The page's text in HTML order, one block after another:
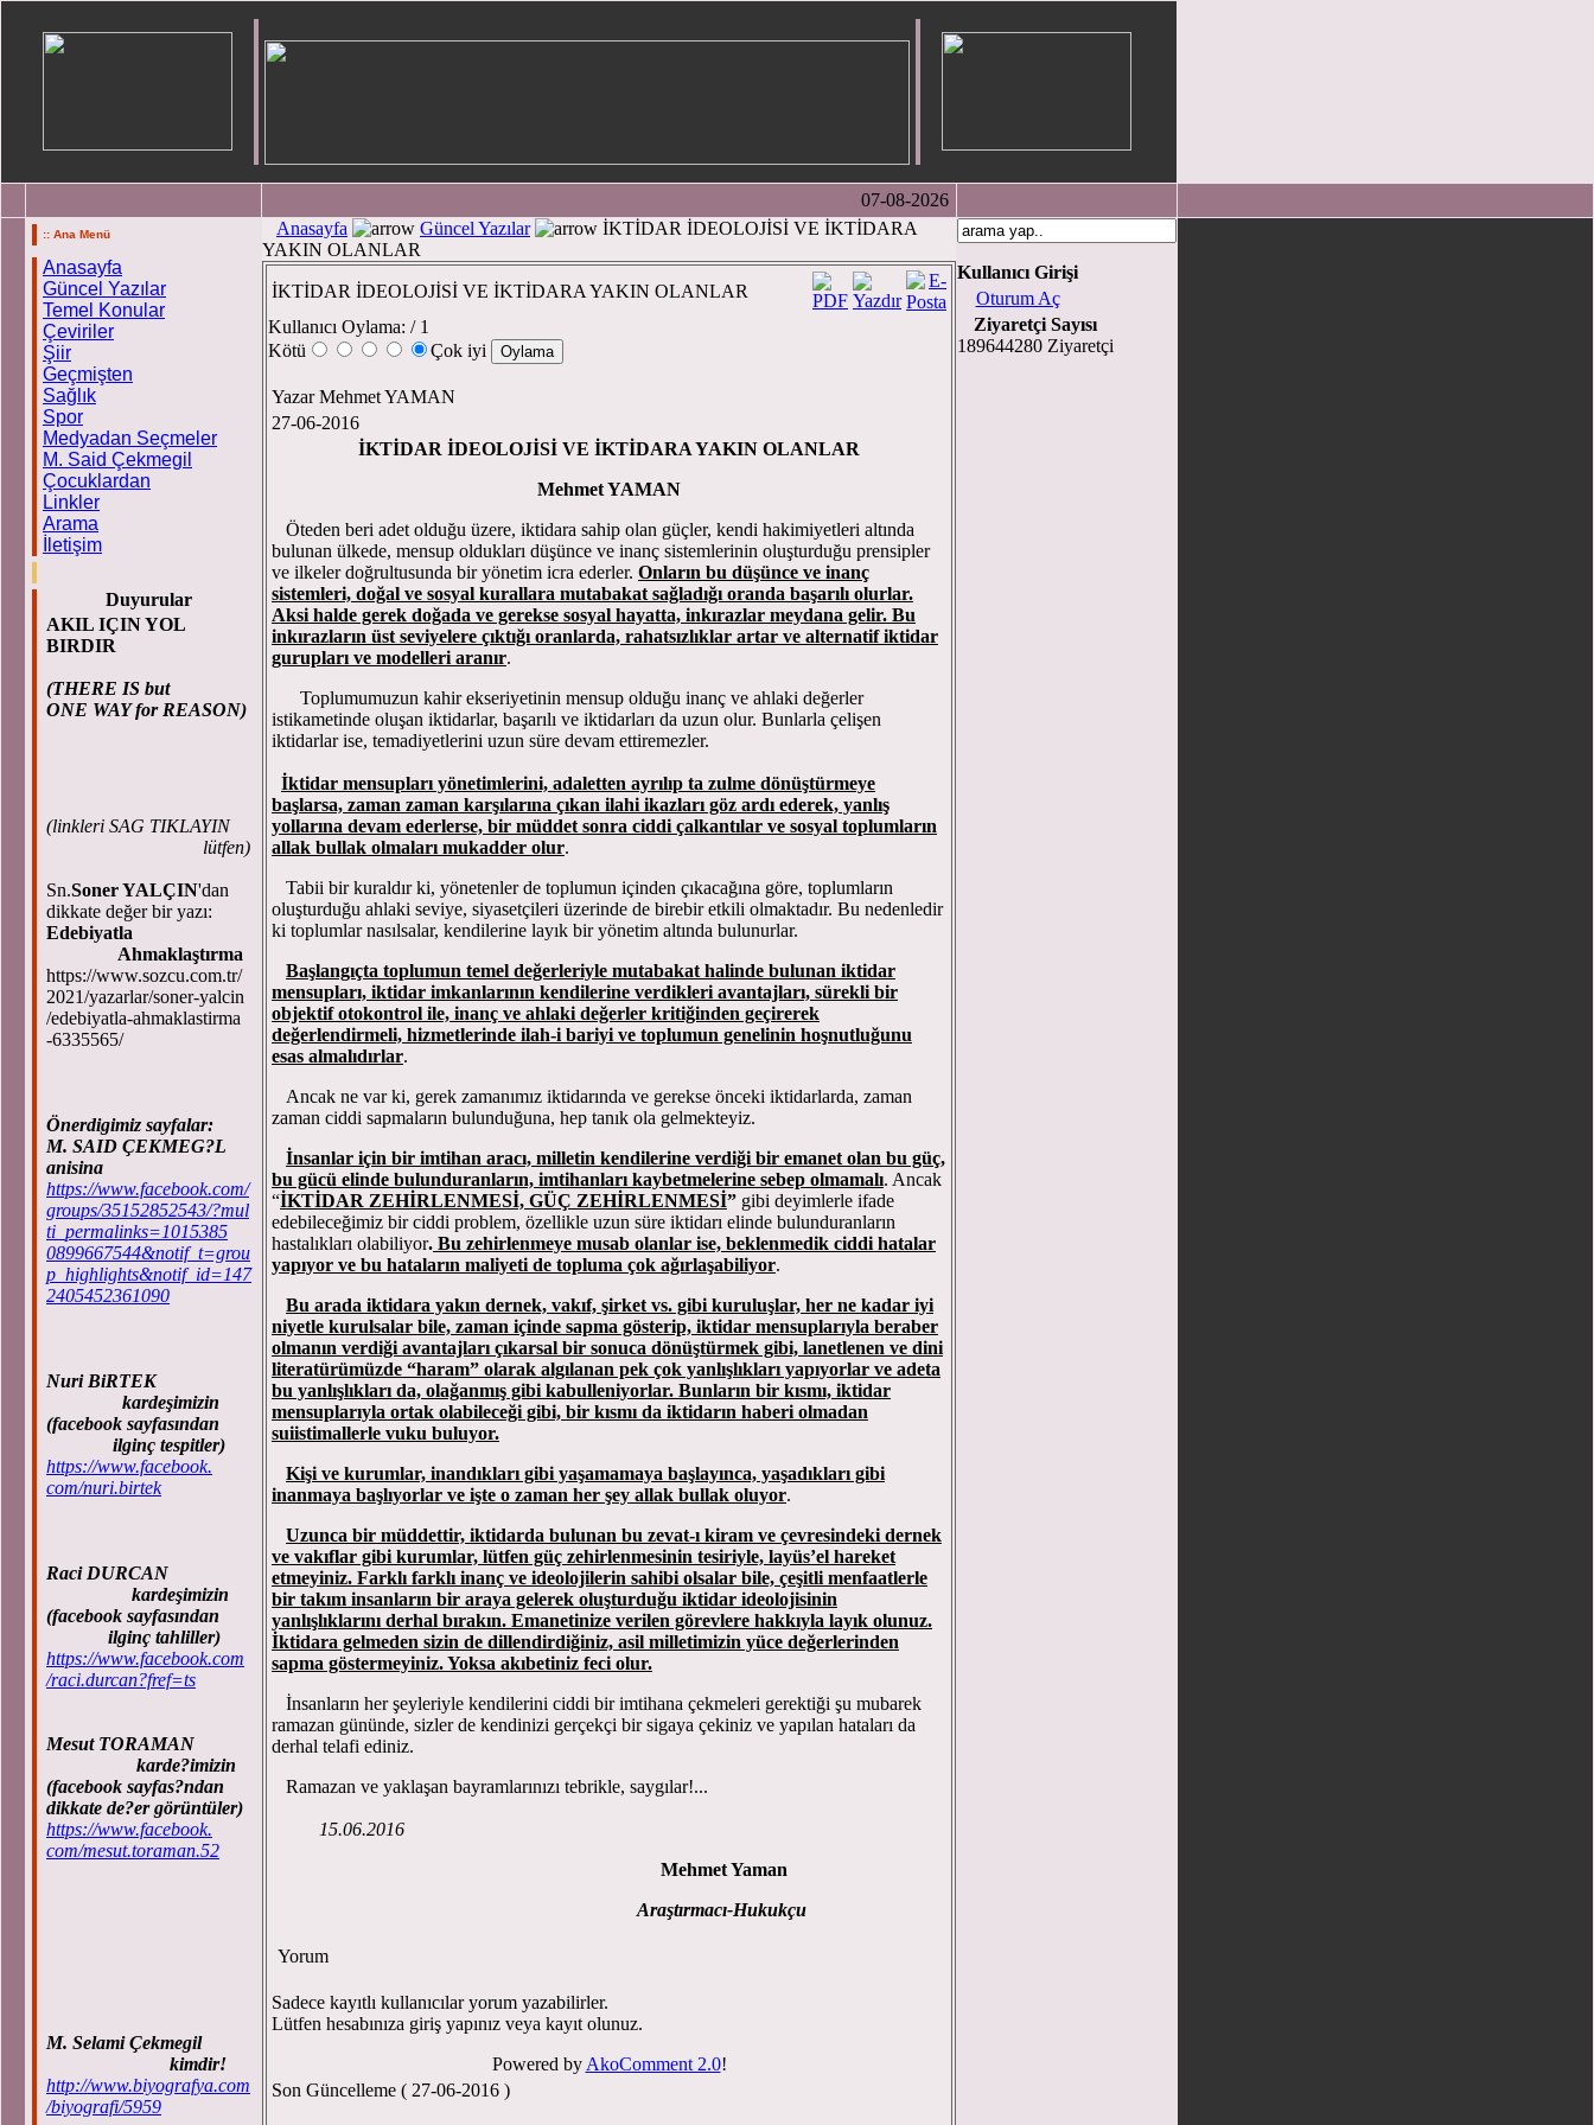
07-08-2026
:: Ana Menü
Anasayfa
Güncel Yazılar
Temel Konular
Çeviriler
Şiir
Geçmişten
Sağlık
Spor
Medyadan Seçmeler
M. Said Çekmegil
Çocuklardan
Linkler
Arama
İletişim
Duyurular
AKIL IÇIN YOL
BIRDIR
(THERE IS but
ONE WAY for REASON)
(linkleri SAG TIKLAYIN
lütfen)
Sn.Soner YALÇIN'dan
dikkate değer bir yazı:
Edebiyatla
Ahmaklaştırma
https://www.sozcu.com.tr/
2021/yazarlar/soner-yalcin
/edebiyatla-ahmaklastirma
-6335565/
Önerdigimiz sayfalar:
M. SAID ÇEKMEG?L
anisina
https://www.facebook.com/
groups/35152852543/?mul
ti_permalinks=1015385
0899667544&notif_t=grou
p_highlights&notif_id=147
2405452361090
Nuri BiRTEK
kardeşimizin
(facebook sayfasından
ilginç tespitler)
https://www.facebook.
com/nuri.birtek
Raci DURCAN
kardeşimizin
(facebook sayfasından
ilginç tahliller)
https://www.facebook.com
/raci.durcan?fref=ts
Mesut TORAMAN
karde?imizin
(facebook sayfas?ndan
dikkate de?er görüntüler)
https://www.facebook.
com/mesut.toraman.52
M. Selami Çekmegil
kimdir!
http://www.biyografya.com
/biyografi/5959
Anasayfa Güncel Yazılar
İKTİDAR İDEOLOJİSİ VE İKTİDARA
YAKIN OLANLAR
İKTİDAR İDEOLOJİSİ VE İKTİDARA YAKIN OLANLAR
Kullanıcı Oylama: / 1
Kötü
Çok iyi
Yazar Mehmet YAMAN
27-06-2016
İKTİDAR İDEOLOJİSİ VE İKTİDARA YAKIN OLANLAR
Mehmet YAMAN
Öteden beri adet olduğu üzere, iktidara sahip olan güçler, kendi hakimiyetleri altında
bulunan ülkede, mensup oldukları düşünce ve inanç sistemlerinin oluşturduğu prensipler
ve ilkeler doğrultusunda bir yönetim icra ederler. Onların bu düşünce ve inanç
sistemleri, doğal ve sosyal kurallara mutabakat sağladığı oranda başarılı olurlar.
Aksi halde gerek doğada ve gerekse sosyal hayatta, inkırazlar meydana gelir. Bu
inkırazların üst seviyelere çıktığı oranlarda, rahatsızlıklar artar ve alternatif iktidar
gurupları ve modelleri aranır.
Toplumumuzun kahir ekseriyetinin mensup olduğu inanç ve ahlaki değerler
istikametinde oluşan iktidarlar, başarılı ve iktidarları da uzun olur. Bunlarla çelişen
iktidarlar ise, temadiyetlerini uzun süre devam ettiremezler.
İktidar mensupları yönetimlerini, adaletten ayrılıp ta zulme dönüştürmeye
başlarsa, zaman zaman karşılarına çıkan ilahi ikazları göz ardı ederek, yanlış
yollarına devam ederlerse, bir müddet sonra ciddi çalkantılar ve sosyal toplumların
allak bullak olmaları mukadder olur.
Tabii bir kuraldır ki, yönetenler de toplumun içinden çıkacağına göre, toplumların
oluşturduğu ahlaki seviye, siyasetçileri üzerinde de birebir etkili olmaktadır. Bu nedenledir
ki toplumlar nasılsalar, kendilerine layık bir yönetim altında bulunurlar.
Başlangıçta toplumun temel değerleriyle mutabakat halinde bulunan iktidar
mensupları, iktidar imkanlarının kendilerine verdikleri avantajları, sürekli bir
objektif otokontrol ile, inanç ve ahlaki değerler kritiğinden geçirerek
değerlendirmeli, hizmetlerinde ilah-i bariyi ve toplumun genelinin hoşnutluğunu
esas almalıdırlar.
Ancak ne var ki, gerek zamanımız iktidarında ve gerekse önceki iktidarlarda, zaman
zaman ciddi sapmaların bulunduğuna, hep tanık ola gelmekteyiz.
İnsanlar için bir imtihan aracı, milletin kendilerine verdiği bir emanet olan bu güç,
bu gücü elinde bulunduranların, imtihanları kaybetmelerine sebep olmamalı. Ancak
“İKTİDAR ZEHİRLENMESİ, GÜÇ ZEHİRLENMESİ” gibi deyimlerle ifade
edebileceğimiz bir ciddi problem, özellikle uzun süre iktidarı elinde bulunduranların
hastalıkları olabiliyor. Bu zehirlenmeye musab olanlar ise, beklenmedik ciddi hatalar
yapıyor ve bu hataların maliyeti de topluma çok ağırlaşabiliyor.
Bu arada iktidara yakın dernek, vakıf, şirket vs. gibi kuruluşlar, her ne kadar iyi
niyetle kurulsalar bile, zaman içinde sapma gösterip, iktidar mensuplarıyla beraber
olmanın verdiği avantajları çıkarsal bir sonuca dönüştürmek gibi, lanetlenen ve dini
literatürümüzde “haram” olarak algılanan pek çok yanlışlıkları yapıyorlar ve adeta
bu yanlışlıkları da, olağanmış gibi kabulleniyorlar. Bunların bir kısmı, iktidar
mensuplarıyla ortak olabileceği gibi, bir kısmı da iktidarın haberi olmadan
suiistimallerle vuku buluyor.
Kişi ve kurumlar, inandıkları gibi yaşamamaya başlayınca, yaşadıkları gibi
inanmaya başlıyorlar ve işte o zaman her şey allak bullak oluyor.
Uzunca bir müddettir, iktidarda bulunan bu zevat-ı kiram ve çevresindeki dernek
ve vakıflar gibi kurumlar, lütfen güç zehirlenmesinin tesiriyle, layüs’el hareket
etmeyiniz. Farklı farklı inanç ve ideolojilerin sahibi olsalar bile, çeşitli menfaatlerle
bir takım insanların bir araya gelerek oluşturduğu iktidar ideolojisinin
yanlışlıklarını derhal bırakın. Emanetinize verilen görevlere hakkıyla layık olunuz.
İktidara gelmeden sizin de dillendirdiğiniz, asil milletimizin yüce değerlerinden
sapma göstermeyiniz. Yoksa akıbetiniz feci olur.
İnsanların her şeyleriyle kendilerini ciddi bir imtihana çekmeleri gerektiği şu mubarek
ramazan gününde, sizler de kendinizi gerçekçi bir sigaya çekiniz ve yapılan hataları da
derhal telafi ediniz.
Ramazan ve yaklaşan bayramlarınızı tebrikle, saygılar!...
15.06.2016
Mehmet Yaman
Araştırmacı-Hukukçu
Yorum
Sadece kayıtlı kullanıcılar yorum yazabilirler.
Lütfen hesabınıza giriş yapınız veya kayıt olunuz.
Powered by AkoComment 2.0!
Son Güncelleme ( 27-06-2016 )
Kullanıcı Girişi
Oturum Aç
Ziyaretçi Sayısı
189644280 Ziyaretçi